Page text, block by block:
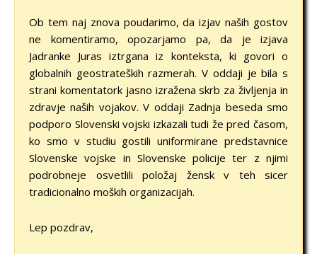
Ob tem naj znova poudarimo, da izjav naših gostov
ne komentiramo, opozarjamo pa, da je izjava
Jadranke Juras iztrgana iz konteksta, ki govori o
globalnih geostrateških razmerah. V oddaji je bila s
strani komentatork jasno izražena skrb za življenja in
zdravje naših vojakov. V oddaji Zadnja beseda smo
podporo Slovenski vojski izkazali tudi že pred časom,
ko smo v studiu gostili uniformirane predstavnice
Slovenske vojske in Slovenske policije ter z njimi
podrobneje osvetlili položaj žensk v teh sicer
tradicionalno moških organizacijah.
Lep pozdrav,